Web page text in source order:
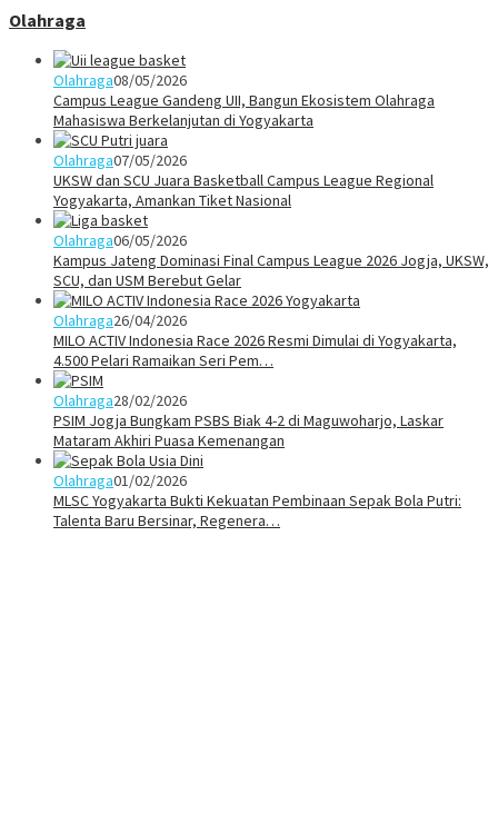
Olahraga
Olahraga08/05/2026
Campus League Gandeng UII, Bangun Ekosistem Olahraga
Mahasiswa Berkelanjutan di Yogyakarta
Olahraga07/05/2026
UKSW dan SCU Juara Basketball Campus League Regional
Yogyakarta, Amankan Tiket Nasional
Olahraga06/05/2026
Kampus Jateng Dominasi Final Campus League 2026 Jogja, UKSW,
SCU, dan USM Berebut Gelar
Olahraga26/04/2026
MILO ACTIV Indonesia Race 2026 Resmi Dimulai di Yogyakarta,
4.500 Pelari Ramaikan Seri Pem…
Olahraga28/02/2026
PSIM Jogja Bungkam PSBS Biak 4-2 di Maguwoharjo, Laskar
Mataram Akhiri Puasa Kemenangan
Olahraga01/02/2026
MLSC Yogyakarta Bukti Kekuatan Pembinaan Sepak Bola Putri:
Talenta Baru Bersinar, Regenera…